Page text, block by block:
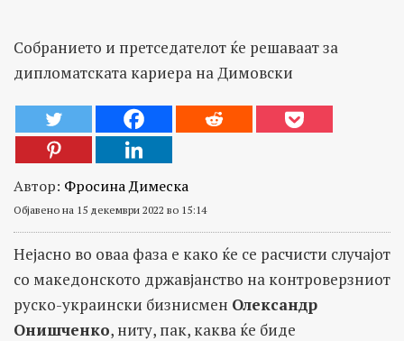
Собранието и претседателот ќе решаваат за
дипломатската кариера на Димовски
Автор: Фросина Димеска
Објавено на 15 декември 2022 во 15:14
Нејасно во оваа фаза е како ќе се расчисти случајот
со македонското државјанство на контроверзниот
руско-украински бизнисмен Олександр
Онишченко, ниту, пак, каква ќе биде